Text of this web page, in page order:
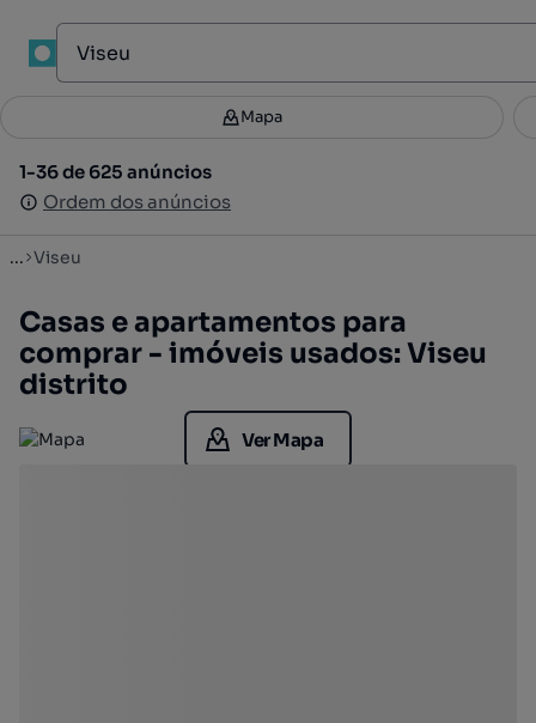
Filtros 2
1-36 de 625 anúncios
Ordem dos anúncios
Mapa
1-36 de 625 anúncios
Ordem dos anúncios
... Viseu
Casas e apartamentos para
comprar - imóveis usados: Viseu
distrito
Ver Mapa